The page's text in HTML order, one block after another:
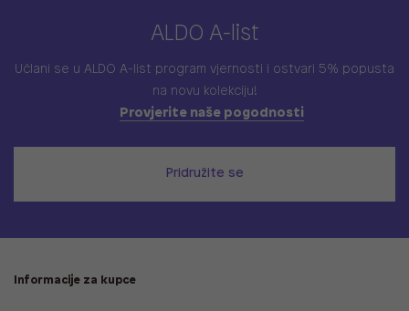
ALDO A-list
Učlani se u ALDO A-list program vjernosti i ostvari 5% popusta
na novu kolekciju!
Provjerite naše pogodnosti
Pridružite se
Informacije za kupce